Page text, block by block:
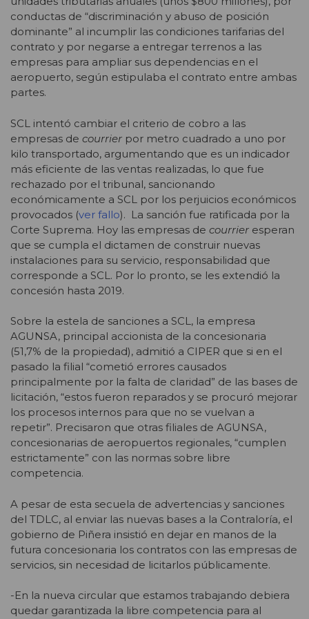
conductas de “discriminación y abuso de posición
dominante” al incumplir las condiciones tarifarias del
contrato y por negarse a entregar terrenos a las
empresas para ampliar sus dependencias en el
aeropuerto, según estipulaba el contrato entre ambas
partes.
SCL intentó cambiar el criterio de cobro a las
empresas de courrier por metro cuadrado a uno por
kilo transportado, argumentando que es un indicador
más eficiente de las ventas realizadas, lo que fue
rechazado por el tribunal, sancionando
económicamente a SCL por los perjuicios económicos
provocados (ver fallo). La sanción fue ratificada por la
Corte Suprema. Hoy las empresas de courrier esperan
que se cumpla el dictamen de construir nuevas
instalaciones para su servicio, responsabilidad que
corresponde a SCL. Por lo pronto, se les extendió la
concesión hasta 2019.
Sobre la estela de sanciones a SCL, la empresa
AGUNSA, principal accionista de la concesionaria
(51,7% de la propiedad), admitió a CIPER que si en el
pasado la filial “cometió errores causados
principalmente por la falta de claridad” de las bases de
licitación, “estos fueron reparados y se procuró mejorar
los procesos internos para que no se vuelvan a
repetir”. Precisaron que otras filiales de AGUNSA,
concesionarias de aeropuertos regionales, “cumplen
estrictamente” con las normas sobre libre
competencia.
A pesar de esta secuela de advertencias y sanciones
del TDLC, al enviar las nuevas bases a la Contraloría, el
gobierno de Piñera insistió en dejar en manos de la
futura concesionaria los contratos con las empresas de
servicios, sin necesidad de licitarlos públicamente.
-En la nueva circular que estamos trabajando debiera
quedar garantizada la libre competencia para al